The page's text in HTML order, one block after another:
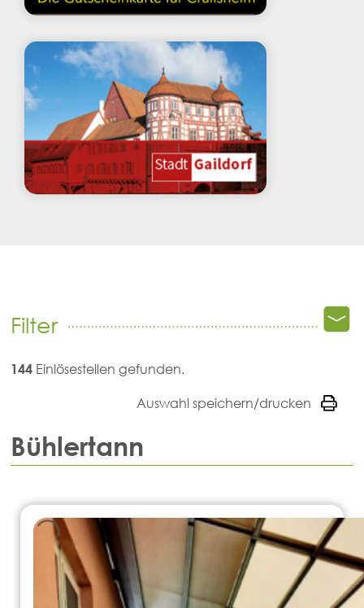
Filter
144 Einlösestellen gefunden.
Auswahl speichern/drucken
Bühlertann